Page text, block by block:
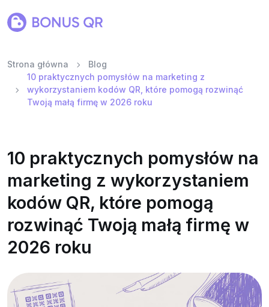
Strona główna
Blog
10 praktycznych pomysłów na marketing z
wykorzystaniem kodów QR, które pomogą rozwinąć
Twoją małą firmę w 2026 roku
10 praktycznych pomysłów na
marketing z wykorzystaniem
kodów QR, które pomogą
rozwinąć Twoją małą firmę w
2026 roku